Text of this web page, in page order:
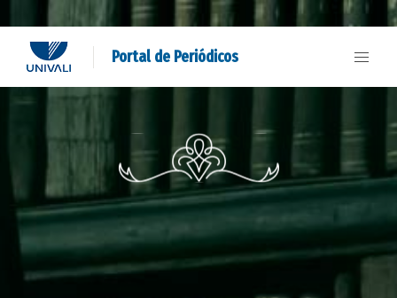
Portal de Periódicos